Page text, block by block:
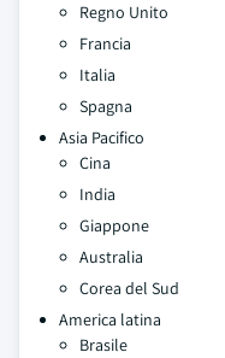
Regno Unito
Francia
Italia
Spagna
Asia Pacifico
Cina
India
Giappone
Australia
Corea del Sud
America latina
Brasile